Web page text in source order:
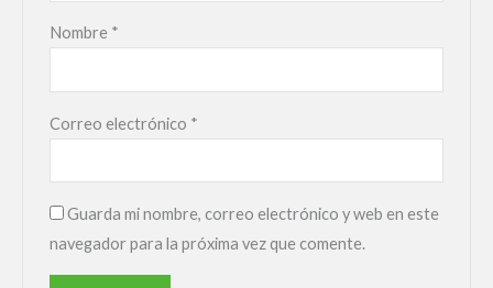
Nombre *
Correo electrónico *
Guarda mi nombre, correo electrónico y web en este
navegador para la próxima vez que comente.